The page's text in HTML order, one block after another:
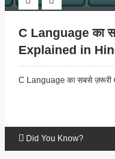
C Language का
Explained in
C Language का सबसे
Did You Know?